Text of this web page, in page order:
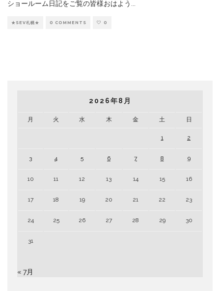
ショールーム日記をご覧の皆様おはよう
★SEV札幌★ 0 COMMENTS 0
2026年8月
月 火 水 木 金 土 日
1 2
3 4 5 6 7 8 9
10 11 12 13 14 15 16
17 18 19 20 21 22 23
24 25 26 27 28 29 30
31
« 7月